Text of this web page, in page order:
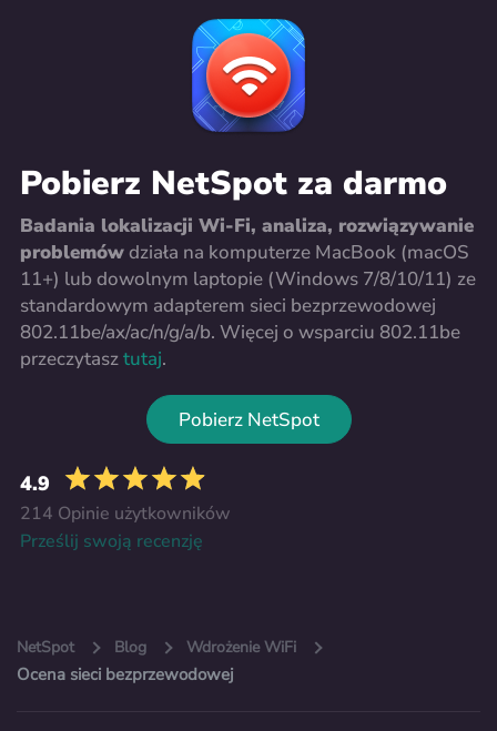
Pobierz NetSpot za darmo
Badania lokalizacji Wi-Fi, analiza, rozwiązywanie
problemówdziała na komputerze MacBook (macOS
11+) lub dowolnym laptopie (Windows 7/8/10/11) ze
standardowym adapterem sieci bezprzewodowej
802.11be/ax/ac/n/g/a/b. Więcej o wsparciu 802.11be
przeczytasztutaj.
Pobierz NetSpot
4.9
214 Opinie użytkowników
Prześlij swoją recenzję
NetSpot Blog Wdrożenie WiFi
Ocena sieci bezprzewodowej